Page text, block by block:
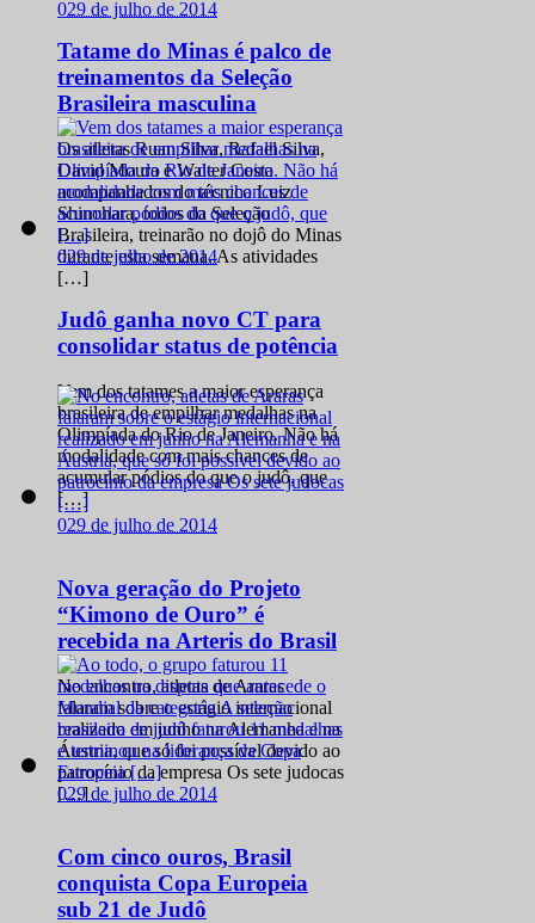
029 de julho de 2014
Tatame do Minas é palco de
treinamentos da Seleção
Brasileira masculina
Os atletas Ruan Silva, Rafael Silva,
David Moura e Walter Costa
acompanhados do técnico Luiz
Shinohara, todos da Seleção
Brasileira, treinarão no dojô do Minas
durante esta semana. As atividades
[…]
029 de julho de 2014
Judô ganha novo CT para
consolidar status de potência
Vem dos tatames a maior esperança
brasileira de empilhar medalhas na
Olimpíada do Rio de Janeiro. Não há
modalidade com mais chances de
acumular pódios do que o judô, que
[…]
029 de julho de 2014
Nova geração do Projeto
“Kimono de Ouro” é
recebida na Arteris do Brasil
No encontro, atletas de Araras
falaram sobre o estágio internacional
realizado em junho na Alemanha e na
Áustria, que só foi possível devido ao
patrocínio da empresa Os sete judocas
[…]
029 de julho de 2014
Com cinco ouros, Brasil
conquista Copa Europeia
sub 21 de Judô